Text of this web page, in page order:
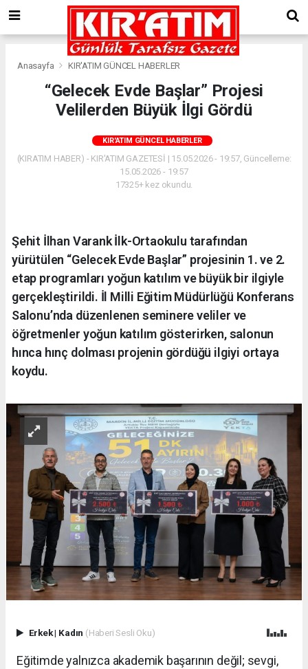
Anasayfa KIR'ATIM GÜNCEL HABERLER
“Gelecek Evde Başlar” Projesi
Velilerden Büyük İlgi Gördü
KIR'ATIM GÜNCEL HABERLER
(KIRATIM HABER) - KIR'ATIM GAZETESİ | 15.05.2026 - 19:57, Güncelleme:
15.05.2026 - 19:57
17325+ kez okundu.
Şehit İlhan Varank İlk-Ortaokulu tarafından
yürütülen “Gelecek Evde Başlar” projesinin 1. ve 2.
etap programları yoğun katılım ve büyük bir ilgiyle
gerçekleştirildi. İl Milli Eğitim Müdürlüğü Konferans
Salonu’nda düzenlenen seminere veliler ve
öğretmenler yoğun katılım gösterirken, salonun
hınca hınç dolması projenin gördüğü ilgiyi ortaya
koydu.
Erkek| Kadın (Haberi Sesli Oku)
Eğitimde yalnızca akademik başarının değil; sevgi,